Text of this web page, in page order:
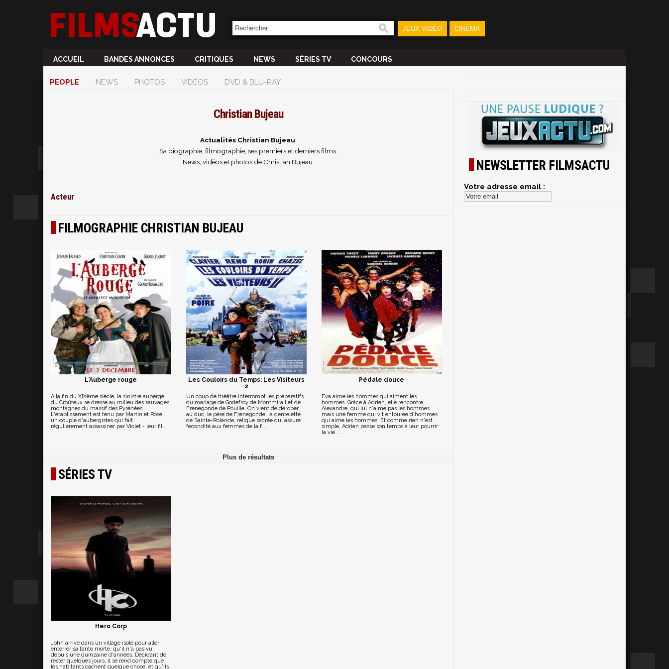
JEUX VIDÉO CINÉMA
ACCUEIL BANDES ANNONCES CRITIQUES NEWS SÉRIES TV CONCOURS
PEOPLE NEWS PHOTOS VIDÉOS DVD & BLU-RAY
Christian Bujeau
Actualités Christian Bujeau
Sa biographie, filmographie, ses premiers et derniers films.
News, vidéos et photos de Christian Bujeau.
Acteur
FILMOGRAPHIE CHRISTIAN BUJEAU
L'Auberge rouge
A la fin du XIXème siècle, la sinistre auberge
du Croûteux se dresse au milieu des sauvages
montagnes du massif des Pyrénées.
L'établissement est tenu par Martin et Rose,
un couple d'aubergistes qui fait
régulièrement assassiner par Violet - leur fil...
Les Couloirs du Temps: Les Visiteurs
2
Un coup de théâtre interrompt les préparatifs
du mariage de Godefroy de Montmirail et de
Frenegonde de Pouille. On vient de dérober
au duc, le père de Frenegonde, la dentelette
de Sainte-Rolande, relique sacrée qui assure
fecondité aux femmes de la f...
Pédale douce
Eva aime les hommes qui aiment les
hommes. Grâce à Adrien, elle rencontre
Alexandre, qui lui n'aime pas les hommes
mais une femme qui vit entourée d'hommes
qui aime les hommes. Et comme rien n'est
simple, Adrien passe son temps à leur pourrir
la vie ...
SÉRIES TV
Hero Corp
John arrive dans un village isolé pour aller
enterrer sa tante morte, qu'il n'a pas vu
depuis une quinzaine d'années. Décidant de
rester quelques jours, il se rend compte que
les habitants cachent quelque chose, et qu'ils
NEWSLETTER FILMSACTU
Votre adresse email :